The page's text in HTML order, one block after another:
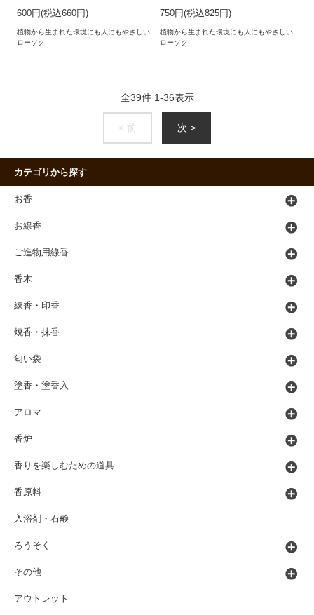
600円(税込660円)
植物から生まれた環境にも人にもやさしい
ローソク
750円(税込825円)
植物から生まれた環境にも人にもやさしい
ローソク
全39件 1-36表示
< 前 次 >
カテゴリから探す
お香
お線香
ご進物用線香
香木
練香・印香
焼香・抹香
匂い袋
塗香・塗香入
アロマ
香炉
香りを楽しむための道具
香原料
入浴剤・石鹸
ろうそく
その他
アウトレット